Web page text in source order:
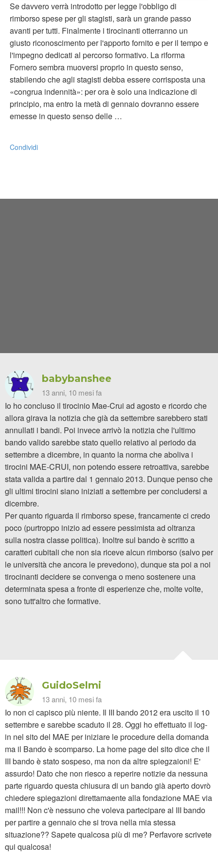
Se davvero verrà introdotto per legge l'obbligo di
rimborso spese per gli stagisti, sarà un grande passo
avanti per tutti. Finalmente i tirocinanti otterranno un
giusto riconoscimento per l'apporto fornito e per il tempo e
l'impegno dedicati al percorso formativo. La riforma
Fornero sembra muoversi proprio in questo senso,
stabilendo che agli stagisti debba essere corrisposta una
«congrua indennità»: per ora è solo una indicazione di
principio, ma entro la metà di gennaio dovranno essere
emesse in questo senso delle …
Condividi
babybanshee
13 anni, 10 mesi fa
Io ho concluso il tirocinio Mae-Crui ad agosto e ricordo che
allora girava la notizia che già da settembre sarebbero stati
annullati i bandi. Poi invece arrivò la notizia che l'ultimo
bando valido sarebbe stato quello relativo al periodo da
settembre a dicembre, in quanto la norma che aboliva i
tirocini MAE-CRUI, non potendo essere retroattiva, sarebbe
stata valida a partire dal 1 gennaio 2013. Dunque penso che
gli ultimi tirocini siano iniziati a settembre per concludersi a
dicembre.
Per quanto riguarda il rimborso spese, francamente ci credo
poco (purtroppo inizio ad essere pessimista ad oltranza
sulla nostra classe politica). Inoltre sul bando è scritto a
caratteri cubitali che non sia riceve alcun rimborso (salvo per
le università che ancora le prevedono), dunque sta poi a noi
tirocinanti decidere se convenga o meno sostenere una
determinata spesa a fronte di esperienze che, molte volte,
sono tutt'altro che formative.
GuidoSelmi
13 anni, 10 mesi fa
Io non ci capisco più niente. Il III bando 2012 era uscito il 10
settembre e sarebbe scaduto il 28. Oggi ho effettuato il log-
in nel sito del MAE per iniziare le procedure della domanda
ma il Bando è scomparso. La home page del sito dice che il
III bando è stato sospeso, ma non da altre spiegzaioni! E'
assurdo! Dato che non riesco a reperire notizie da nessuna
parte riguardo questa chiusura di un bando già aperto dovrò
chiedere spiegazioni direttamaente alla fondazione MAE via
mail!!! Non c'è nessuno che voleva partecipare al III bando
per partire a gennaio che si trova nella mia stessa
situazione?? Sapete qualcosa più di me? Perfavore scrivete
qui qualcosa!